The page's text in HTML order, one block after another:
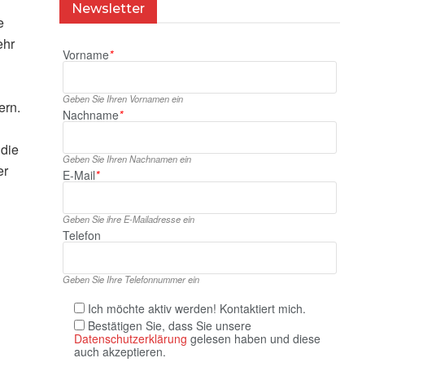
Newsletter
Vorname*
Geben Sie Ihren Vornamen ein
Nachname*
Geben Sie Ihren Nachnamen ein
E‑Mail*
Geben Sie ihre E‑Mailadresse ein
Telefon
Geben Sie Ihre Telefonnummer ein
Ich möchte aktiv werden! Kontaktiert mich.
Bestätigen Sie, dass Sie unsere
Datenschutzerklärung gelesen haben und diese
auch akzeptieren.